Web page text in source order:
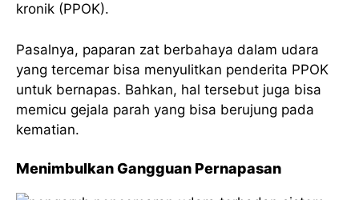
kronik (PPOK).
Pasalnya, paparan zat berbahaya dalam udara
yang tercemar bisa menyulitkan penderita PPOK
untuk bernapas. Bahkan, hal tersebut juga bisa
memicu gejala parah yang bisa berujung pada
kematian.
Menimbulkan Gangguan Pernapasan